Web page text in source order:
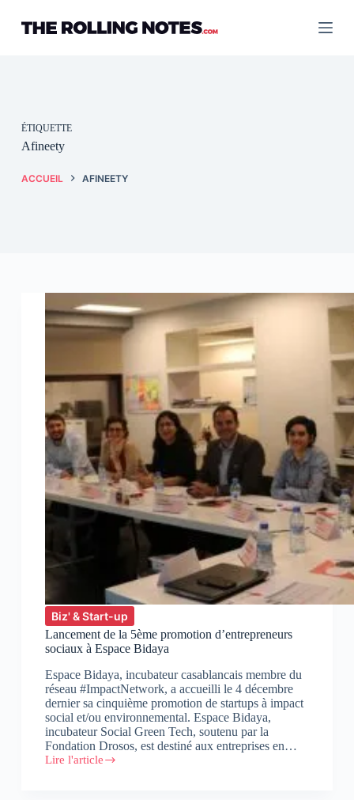
contenu
ÉTIQUETTE
Afineety
ACCUEIL AFINEETY
Biz' & Start-up
Lancement de la 5ème promotion d’entrepreneurs
sociaux à Espace Bidaya
Espace Bidaya, incubateur casablancais membre du
réseau #ImpactNetwork, a accueilli le 4 décembre
dernier sa cinquième promotion de startups à impact
social et/ou environnemental. Espace Bidaya,
incubateur Social Green Tech, soutenu par la
Fondation Drosos, est destiné aux entreprises en…
Lire l'article
Lancement